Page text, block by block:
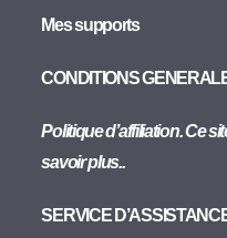
Mes supports
CONDITIONS
Politique d’affiliation. Ce
savoir plus..
SERVICE